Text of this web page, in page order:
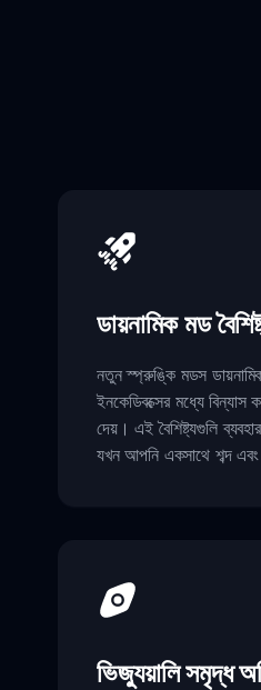
ডায়নামিক মড
নতুন স্প্রুঙ্কি মডস ডায়নামিক
ইনকেডিবক্সের মধ্যে বিন্যাস
দেয়। এই বৈশিষ্ট্যগুলি
যখন আপনি একসাথে শব্দ
ভিজ্যুয়ালি সমৃদ্ধ